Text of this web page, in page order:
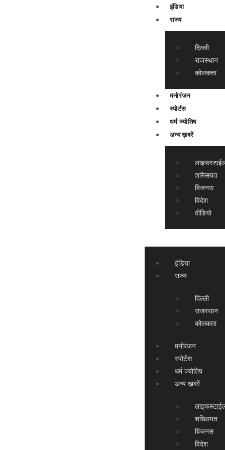
इंडिया
राज्य
दिल्ली
राजस्थान
कोलकता
मनोरंजन
स्पोर्टस
धर्म ज्योतिष
अन्य ख़बरें
शख्सियत
बिजनस
विदेश
वीडियो
इंडिया
राज्य
दिल्ली
राजस्थान
कोलकता
मनोरंजन
स्पोर्टस
धर्म ज्योतिष
अन्य ख़बरें
शख्सियत
बिजनस
विदेश